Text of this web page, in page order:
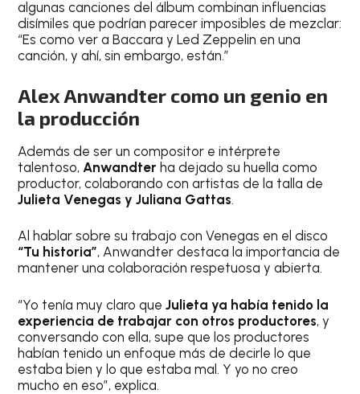
algunas canciones del álbum combinan influencias
disímiles que podrían parecer imposibles de mezclar:
“Es como ver a Baccara y Led Zeppelin en una
canción, y ahí, sin embargo, están.”
Alex Anwandter como un genio en
la producción
Además de ser un compositor e intérprete
talentoso, Anwandterha dejado su huella como
productor, colaborando con artistas de la talla de
Julieta Venegas y Juliana Gattas.
Al hablar sobre su trabajo con Venegas en el disco
“Tu historia”, Anwandter destaca la importancia de
mantener una colaboración respetuosa y abierta.
“Yo tenía muy claro queJulieta ya había tenido la
experiencia de trabajar con otros productores, y
conversando con ella, supe que los productores
habían tenido un enfoque más de decirle lo que
estaba bien y lo que estaba mal. Y yo no creo
mucho en eso”, explica.